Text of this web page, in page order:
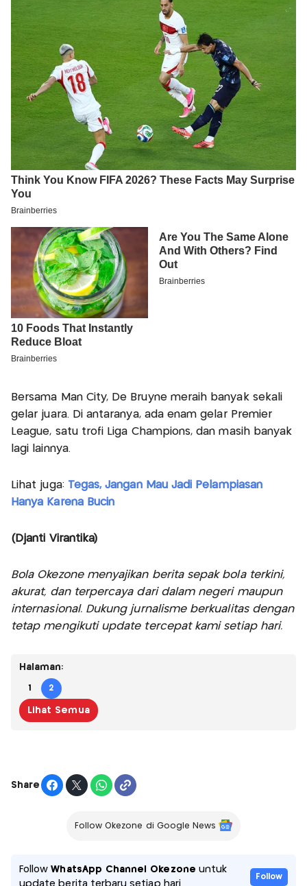
Bersama Man City, De Bruyne meraih banyak sekali
gelar juara. Di antaranya, ada enam gelar Premier
League, satu trofi Liga Champions, dan masih banyak
lagi lainnya.
Lihat juga: Tegas, Jangan Mau Jadi Pelampiasan
Hanya Karena Bucin
(Djanti Virantika)
Bola Okezone menyajikan berita sepak bola terkini,
akurat, dan terpercaya dari dalam negeri maupun
internasional. Dukung jurnalisme berkualitas dengan
tetap mengikuti update tercepat kami setiap hari.
Halaman:
1 2
Lihat Semua
Share
Follow Okezone di Google News
FollowWhatsApp Channel Okezone untuk
update berita terbaru setiap hari
Follow